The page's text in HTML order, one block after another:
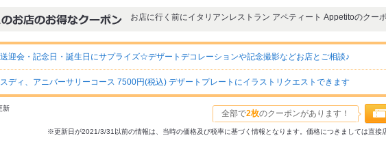
お店に行く前にイタリアンレストラン アペティート Appetitoのクー
迎会・記念日・誕生日にサプライズ☆デザートデコレーションや記念撮影などお店とご相談♪
ディ、アニバーサリーコース 7500円(税込) デザートプレートにイラストリクエストできます
全部で2枚のクーポンがあります！
新
※更新日が2021/3/31以前の情報は、当時の価格及び税率に基づく情報となります。価格につきましては直接